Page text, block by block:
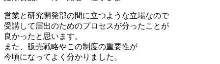
営業と研究開発部の間に立つような立場なので
受講して届出のためのプロセスが分ったことが
良かったと思います。
また、販売戦略やこの制度の重要性が
今頃になってよく分かりました。